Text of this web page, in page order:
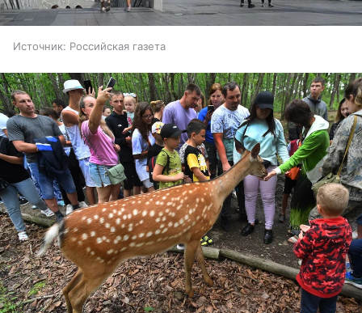
Источник: Российская газета